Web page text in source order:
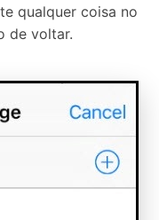
qualquer coisa no
de voltar.